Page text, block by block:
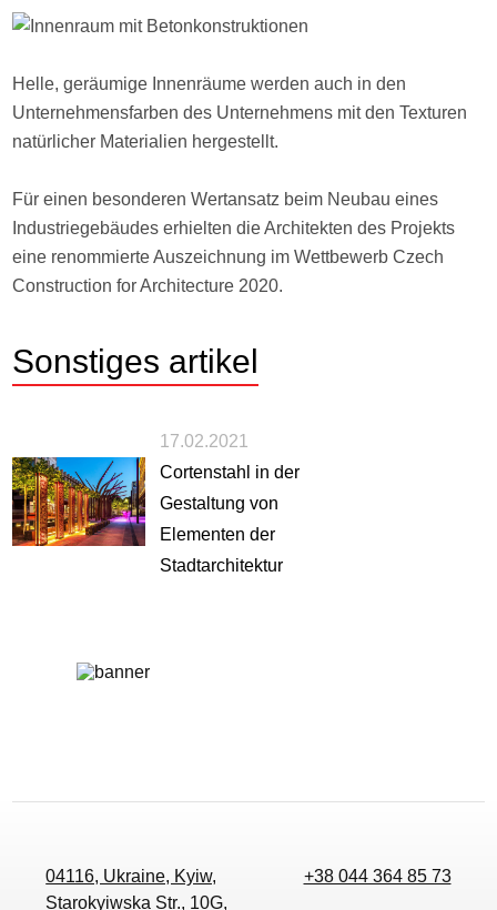
Helle, geräumige Innenräume werden auch in den
Unternehmensfarben des Unternehmens mit den Texturen
natürlicher Materialien hergestellt.
Für einen besonderen Wertansatz beim Neubau eines
Industriegebäudes erhielten die Architekten des Projekts
eine renommierte Auszeichnung im Wettbewerb Czech
Construction for Architecture 2020.
Sonstiges artikel
17.02.2021
Cortenstahl in der
Gestaltung von
Elementen der
Stadtarchitektur
04116, Ukraine, Kyiw,
Starokyiwska Str., 10G,
+38 044 364 85 73